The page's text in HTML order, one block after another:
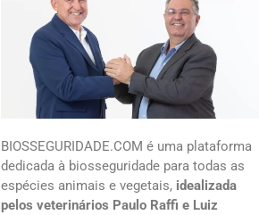
BIOSSEGURIDADE.COM é uma plataforma
dedicada à biosseguridade para todas as
espécies animais e vegetais, idealizada
pelos veterinários Paulo Raffi e Luiz